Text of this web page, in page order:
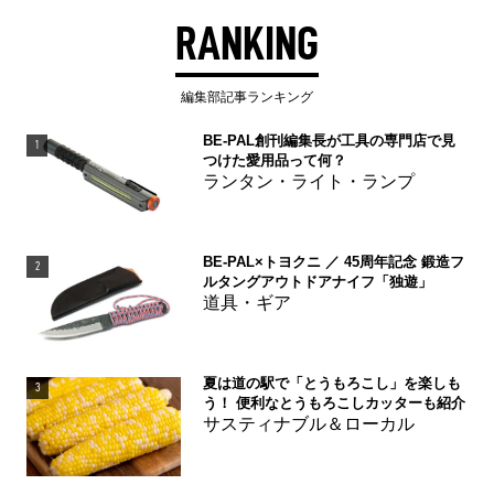
RANKING
編集部記事ランキング
1
BE-PAL創刊編集長が工具の専門店で見
つけた愛用品って何？
ランタン・ライト・ランプ
2
BE-PAL×トヨクニ ／ 45周年記念 鍛造フ
ルタングアウトドアナイフ「独遊」
道具・ギア
3
夏は道の駅で「とうもろこし」を楽しも
う！ 便利なとうもろこしカッターも紹介
サスティナブル＆ローカル